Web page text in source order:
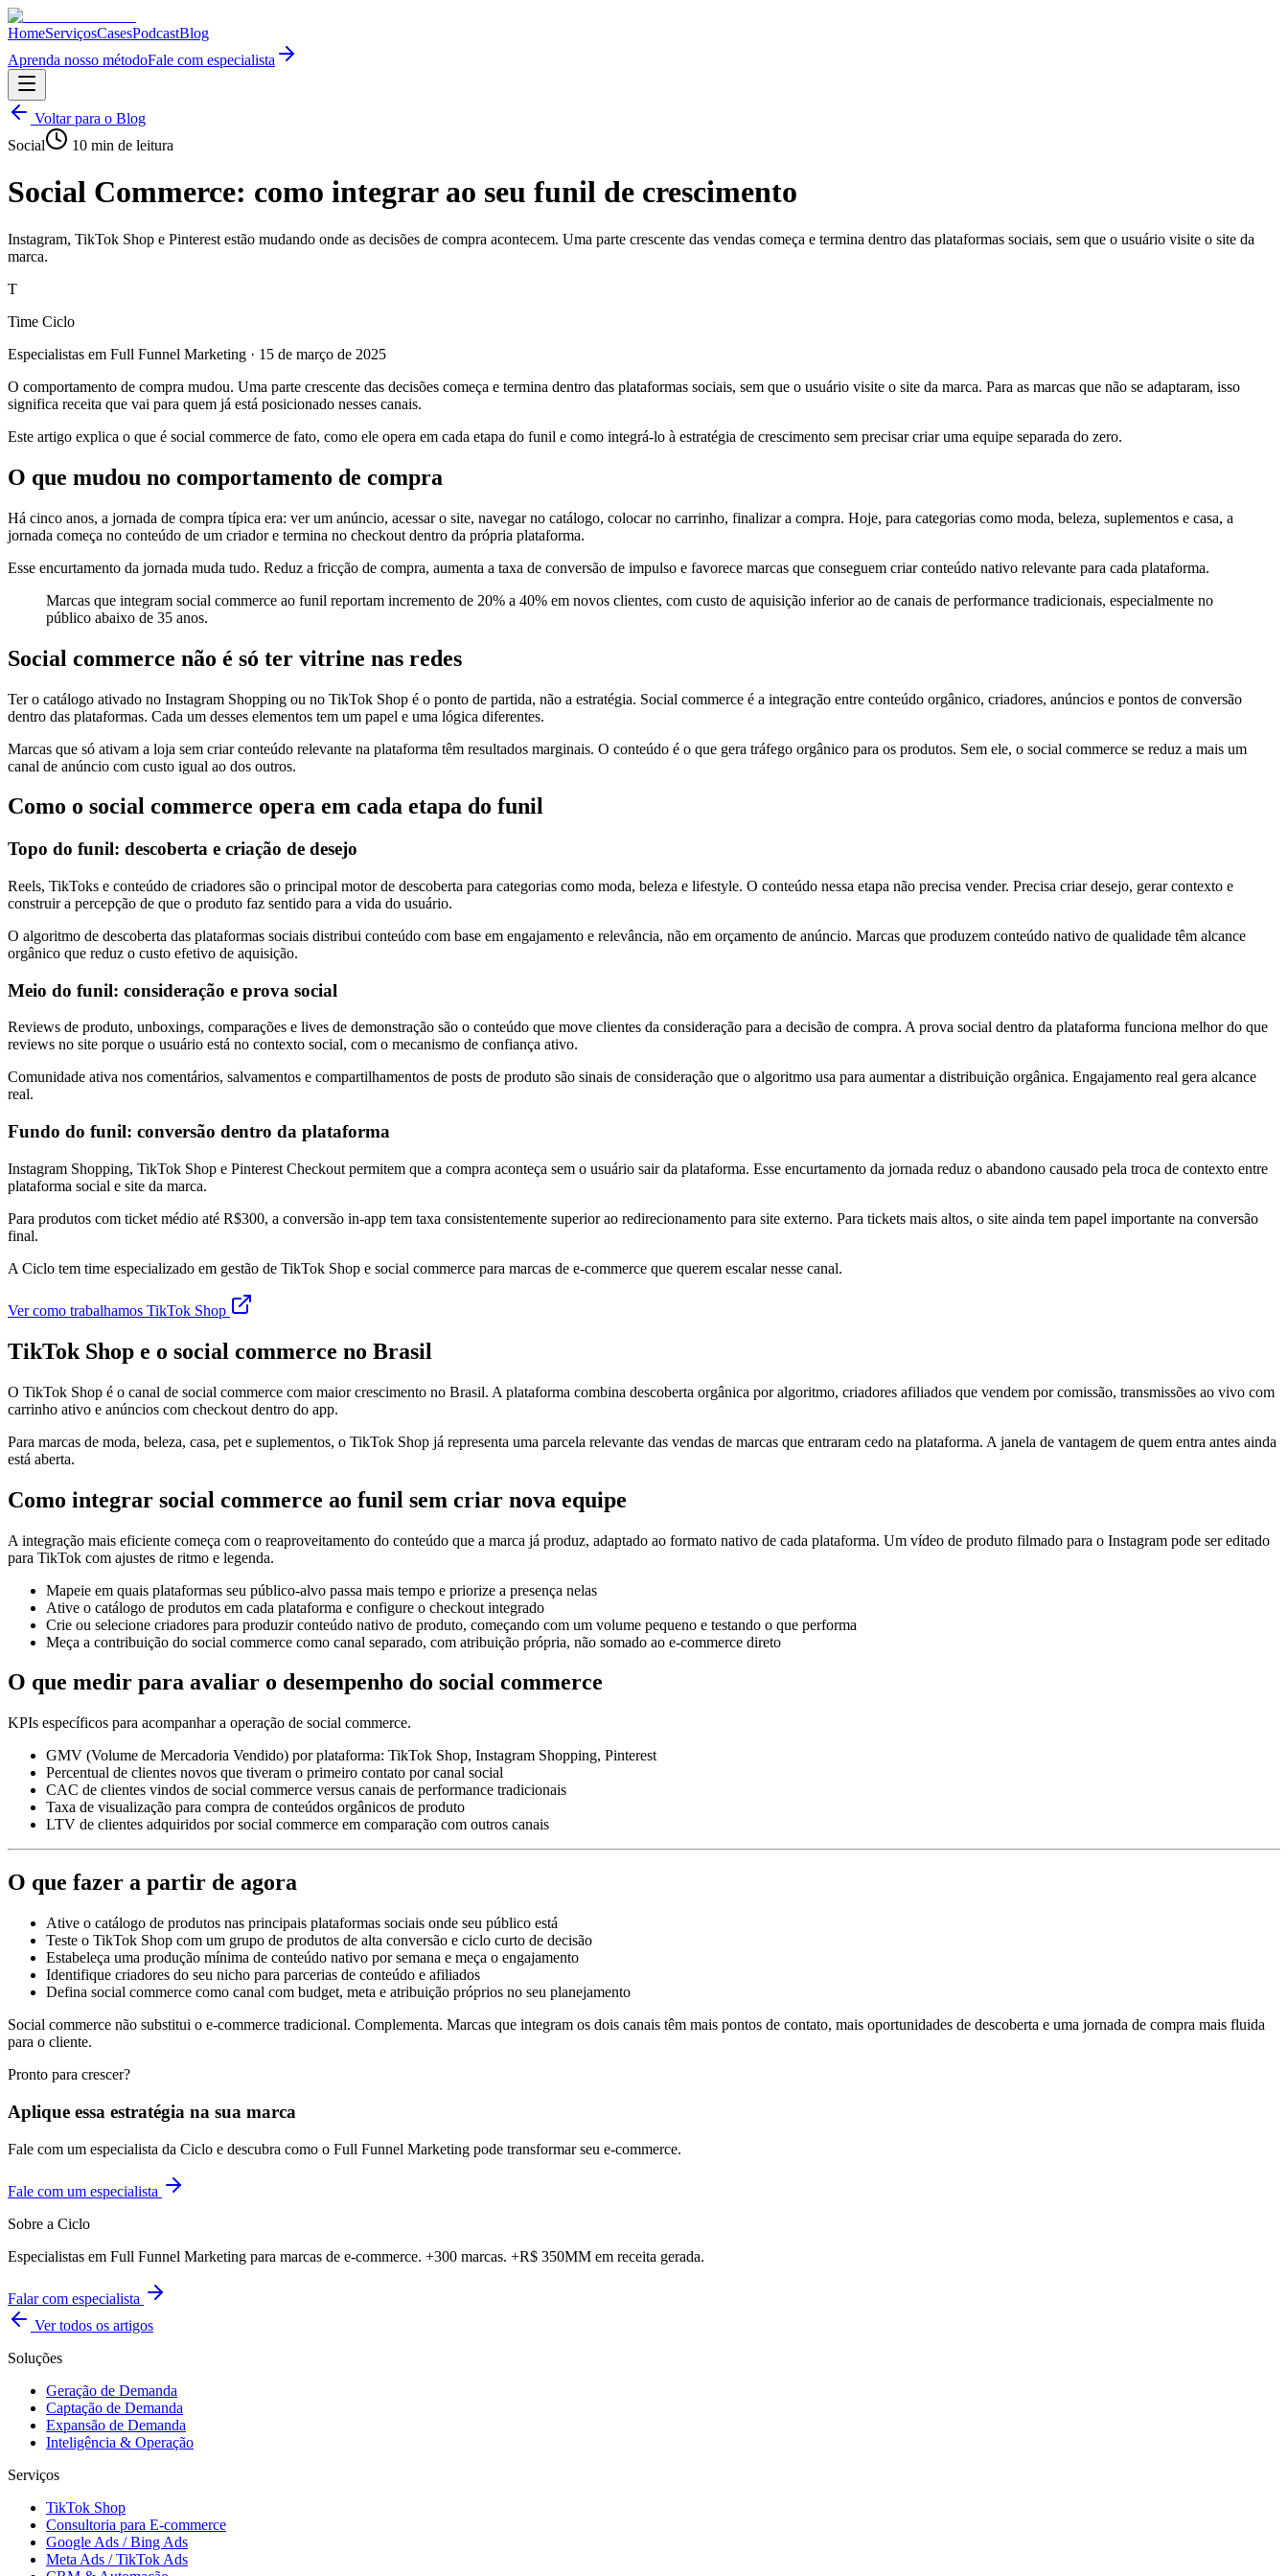
HomeServiçosCasesPodcastBlog
Aprenda nosso métodoFale com especialista
Voltar para o Blog
Social
10 min de leitura
Social Commerce: como integrar ao seu funil de crescimento
Instagram, TikTok Shop e Pinterest estão mudando onde as decisões de compra acontecem. Uma parte crescente das vendas começa e termina dentro das plataformas sociais, sem que o usuário visite o site da
marca.
T
Time Ciclo
Especialistas em Full Funnel Marketing · 15 de março de 2025
O comportamento de compra mudou. Uma parte crescente das decisões começa e termina dentro das plataformas sociais, sem que o usuário visite o site da marca. Para as marcas que não se adaptaram, isso
significa receita que vai para quem já está posicionado nesses canais.
Este artigo explica o que é social commerce de fato, como ele opera em cada etapa do funil e como integrá-lo à estratégia de crescimento sem precisar criar uma equipe separada do zero.
O que mudou no comportamento de compra
Há cinco anos, a jornada de compra típica era: ver um anúncio, acessar o site, navegar no catálogo, colocar no carrinho, finalizar a compra. Hoje, para categorias como moda, beleza, suplementos e casa, a
jornada começa no conteúdo de um criador e termina no checkout dentro da própria plataforma.
Esse encurtamento da jornada muda tudo. Reduz a fricção de compra, aumenta a taxa de conversão de impulso e favorece marcas que conseguem criar conteúdo nativo relevante para cada plataforma.
Marcas que integram social commerce ao funil reportam incremento de 20% a 40% em novos clientes, com custo de aquisição inferior ao de canais de performance tradicionais, especialmente no
público abaixo de 35 anos.
Social commerce não é só ter vitrine nas redes
Ter o catálogo ativado no Instagram Shopping ou no TikTok Shop é o ponto de partida, não a estratégia. Social commerce é a integração entre conteúdo orgânico, criadores, anúncios e pontos de conversão
dentro das plataformas. Cada um desses elementos tem um papel e uma lógica diferentes.
Marcas que só ativam a loja sem criar conteúdo relevante na plataforma têm resultados marginais. O conteúdo é o que gera tráfego orgânico para os produtos. Sem ele, o social commerce se reduz a mais um
canal de anúncio com custo igual ao dos outros.
Como o social commerce opera em cada etapa do funil
Topo do funil: descoberta e criação de desejo
Reels, TikToks e conteúdo de criadores são o principal motor de descoberta para categorias como moda, beleza e lifestyle. O conteúdo nessa etapa não precisa vender. Precisa criar desejo, gerar contexto e
construir a percepção de que o produto faz sentido para a vida do usuário.
O algoritmo de descoberta das plataformas sociais distribui conteúdo com base em engajamento e relevância, não em orçamento de anúncio. Marcas que produzem conteúdo nativo de qualidade têm alcance
orgânico que reduz o custo efetivo de aquisição.
Meio do funil: consideração e prova social
Reviews de produto, unboxings, comparações e lives de demonstração são o conteúdo que move clientes da consideração para a decisão de compra. A prova social dentro da plataforma funciona melhor do que
reviews no site porque o usuário está no contexto social, com o mecanismo de confiança ativo.
Comunidade ativa nos comentários, salvamentos e compartilhamentos de posts de produto são sinais de consideração que o algoritmo usa para aumentar a distribuição orgânica. Engajamento real gera alcance
real.
Fundo do funil: conversão dentro da plataforma
Instagram Shopping, TikTok Shop e Pinterest Checkout permitem que a compra aconteça sem o usuário sair da plataforma. Esse encurtamento da jornada reduz o abandono causado pela troca de contexto entre
plataforma social e site da marca.
Para produtos com ticket médio até R$300, a conversão in-app tem taxa consistentemente superior ao redirecionamento para site externo. Para tickets mais altos, o site ainda tem papel importante na conversão
final.
A Ciclo tem time especializado em gestão de TikTok Shop e social commerce para marcas de e-commerce que querem escalar nesse canal.
Ver como trabalhamos TikTok Shop
TikTok Shop e o social commerce no Brasil
O TikTok Shop é o canal de social commerce com maior crescimento no Brasil. A plataforma combina descoberta orgânica por algoritmo, criadores afiliados que vendem por comissão, transmissões ao vivo com
carrinho ativo e anúncios com checkout dentro do app.
Para marcas de moda, beleza, casa, pet e suplementos, o TikTok Shop já representa uma parcela relevante das vendas de marcas que entraram cedo na plataforma. A janela de vantagem de quem entra antes ainda
está aberta.
Como integrar social commerce ao funil sem criar nova equipe
A integração mais eficiente começa com o reaproveitamento do conteúdo que a marca já produz, adaptado ao formato nativo de cada plataforma. Um vídeo de produto filmado para o Instagram pode ser editado
para TikTok com ajustes de ritmo e legenda.
Mapeie em quais plataformas seu público-alvo passa mais tempo e priorize a presença nelas
Ative o catálogo de produtos em cada plataforma e configure o checkout integrado
Crie ou selecione criadores para produzir conteúdo nativo de produto, começando com um volume pequeno e testando o que performa
Meça a contribuição do social commerce como canal separado, com atribuição própria, não somado ao e-commerce direto
O que medir para avaliar o desempenho do social commerce
KPIs específicos para acompanhar a operação de social commerce.
GMV (Volume de Mercadoria Vendido) por plataforma: TikTok Shop, Instagram Shopping, Pinterest
Percentual de clientes novos que tiveram o primeiro contato por canal social
CAC de clientes vindos de social commerce versus canais de performance tradicionais
Taxa de visualização para compra de conteúdos orgânicos de produto
LTV de clientes adquiridos por social commerce em comparação com outros canais
O que fazer a partir de agora
Ative o catálogo de produtos nas principais plataformas sociais onde seu público está
Teste o TikTok Shop com um grupo de produtos de alta conversão e ciclo curto de decisão
Estabeleça uma produção mínima de conteúdo nativo por semana e meça o engajamento
Identifique criadores do seu nicho para parcerias de conteúdo e afiliados
Defina social commerce como canal com budget, meta e atribuição próprios no seu planejamento
Social commerce não substitui o e-commerce tradicional. Complementa. Marcas que integram os dois canais têm mais pontos de contato, mais oportunidades de descoberta e uma jornada de compra mais fluida
para o cliente.
Pronto para crescer?
Aplique essa estratégia na sua marca
Fale com um especialista da Ciclo e descubra como o Full Funnel Marketing pode transformar seu e-commerce.
Fale com um especialista
Sobre a Ciclo
Especialistas em Full Funnel Marketing para marcas de e-commerce. +300 marcas. +R$ 350MM em receita gerada.
Falar com especialista
Ver todos os artigos
Soluções
Geração de Demanda
Captação de Demanda
Expansão de Demanda
Inteligência & Operação
Serviços
TikTok Shop
Consultoria para E-commerce
Google Ads / Bing Ads
Meta Ads / TikTok Ads